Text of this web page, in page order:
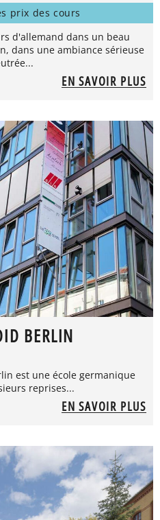
prix des cours
d'allemand dans un beau
dans une ambiance sérieuse
EN SAVOIR PLUS
BERLIN
est une école germanique
reprises...
EN SAVOIR PLUS